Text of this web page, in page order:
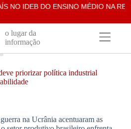
IDEB DO ENSINO MÉDIO NA REDE
o lugar da
informação
priorizar política industrial
na Ucrânia acentuaram as